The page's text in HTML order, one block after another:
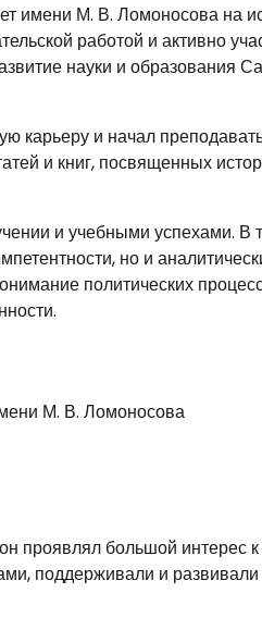
имени М. В. Ломоносова на
работой и активно
науки и образования
карьеру и начал
и книг, посвященных
и учебными успехами. В
но и
политических
М. В. Ломоносова
проявлял большой интерес к
поддерживали и развивали